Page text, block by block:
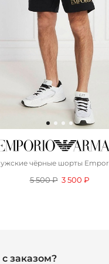
чёрные шорты
5 500 ₽ 3 500 ₽
заказом?